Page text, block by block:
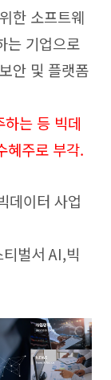
한 소프트웨
는 기업으로
안 및 플랫폼
는 등 빅데
혜주로 부각.
데이터 사업
벌서 AI,빅